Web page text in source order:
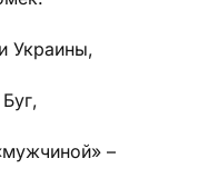
Украины,
–